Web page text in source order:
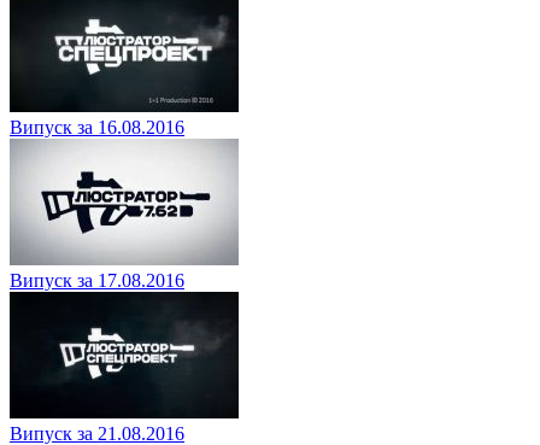
Випуск за 16.08.2016
Випуск за 17.08.2016
Випуск за 21.08.2016